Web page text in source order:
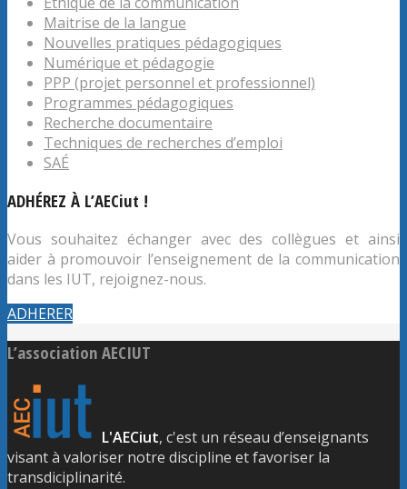
Maitrise de la langue
Nouvelles pratiques pédagogiques
Numérique et pédagogie
PPP (projet personnel et professionnel)
Programmes pédagogiques
Recherche documentaire
Techniques de recherches d’emploi
SAÉ
ADHÉREZ À L’AECiut !
Vous souhaitez échanger avec des collègues et ainsi
aider à promouvoir l’enseignement de la communication
dans les IUT, rejoignez-nous.
ADHERER
L’association AECIUT
L'AECiut, c'est un réseau d’enseignants
visant à valoriser notre discipline et favoriser la
transdiciplinarité.